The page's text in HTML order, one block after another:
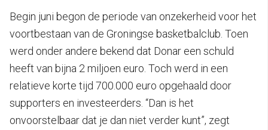
Begin juni begon de periode van onzekerheid voor het
voortbestaan van de Groningse basketbalclub. Toen
werd onder andere bekend dat Donar een schuld
heeft van bijna 2 miljoen euro. Toch werd in een
relatieve korte tijd 700.000 euro opgehaald door
supporters en investeerders. “Dan is het
onvoorstelbaar dat je dan niet verder kunt”, zegt